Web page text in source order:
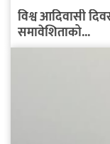
विश्व आदिवासी
समावेशिताको...